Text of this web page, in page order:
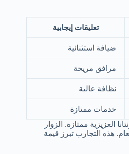
تعليقات إيجابية
ضيافة استثنائية
مرافق مريحة
نظافة عالية
خدمات ممتازة
العزيزية ممتازة. الزوار
هذه التجارب تبرز قيمة